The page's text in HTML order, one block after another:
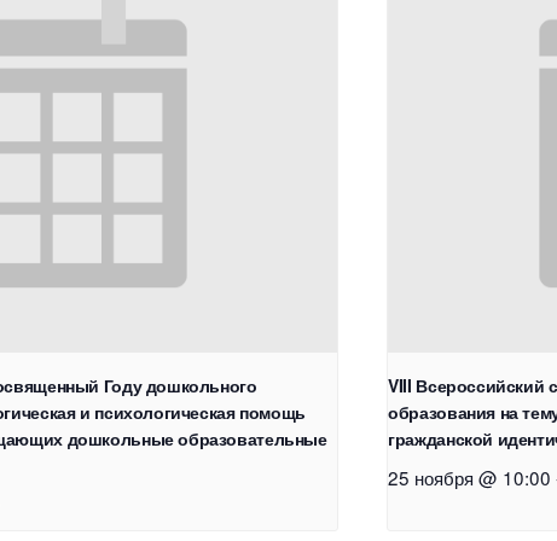
Году дошкольного
и психологическая помощь
дошкольные образовательные
VIII Всероссийский
образования на
гражданской
25 ноября @ 10:00